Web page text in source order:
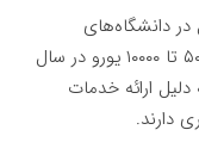
دانشگاه‌های
خصوصی بالاتر است و معمولاً بین ۵۰۰۰ تا ۱۰۰۰۰ یورو در سال
ارائه خدمات
دارند.